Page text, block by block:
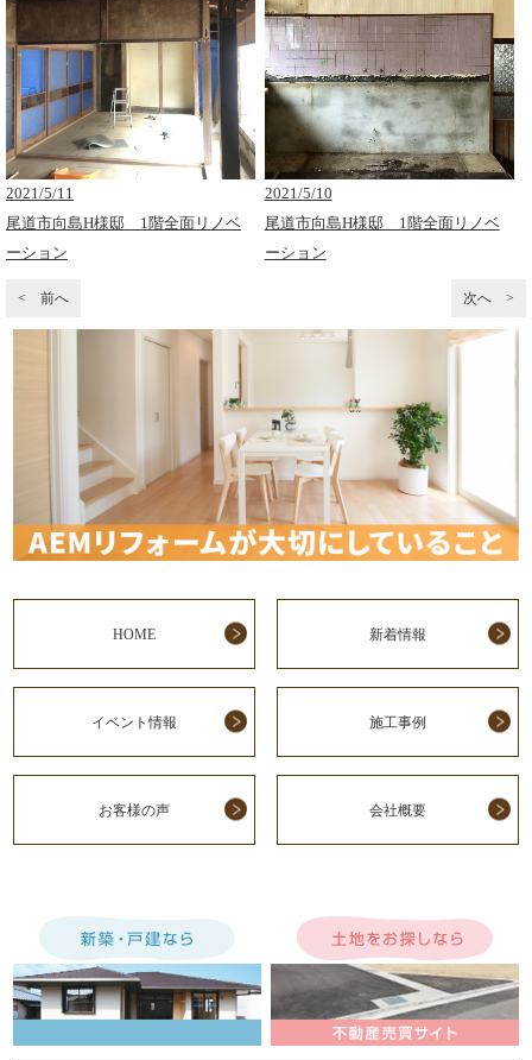
2021/5/11
尾道市向島H様邸 1階全面リノベ
ーション
2021/5/10
尾道市向島H様邸 1階全面リノベ
ーション
< 前へ 次へ >
HOME 新着情報
イベント情報 施工事例
お客様の声 会社概要